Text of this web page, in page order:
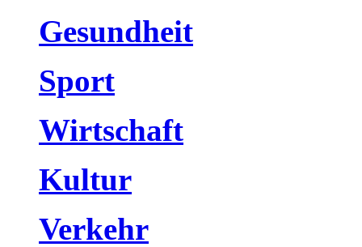
Gesundheit
Sport
Wirtschaft
Kultur
Verkehr